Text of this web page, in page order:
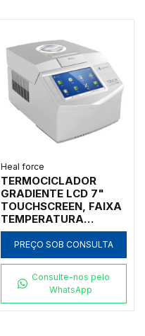
Heal force
TERMOCICLADOR
GRADIENTE LCD 7"
TOUCHSCREEN, FAIXA
TEMPERATURA
0°-99.9°C RAMPA
AQUECIMENTO: 5°C/S
E RESFRIAMENTO:
PARA 384 POÇOS
PREÇO SOB CONSULTA
Consulte-nos pelo
WhatsApp